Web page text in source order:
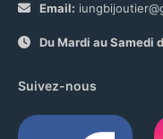
Email:
Du Mardi au Samedi
Suivez-nous